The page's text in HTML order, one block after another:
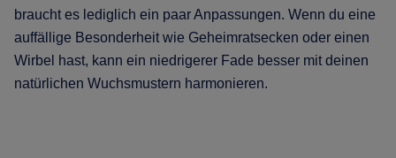
braucht es lediglich ein paar Anpassungen. Wenn du eine
auffällige Besonderheit wie Geheimratsecken oder einen
Wirbel hast, kann ein niedrigerer Fade besser mit deinen
natürlichen Wuchsmustern harmonieren.